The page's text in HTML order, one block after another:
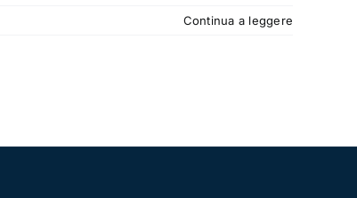
Continua a leggere